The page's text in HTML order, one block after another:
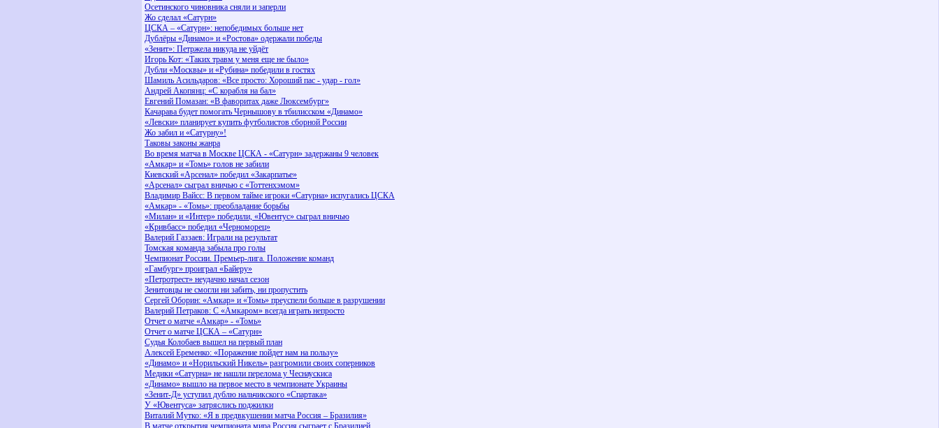
Осетинского чиновника сняли и заперли
Жо сделал «Сатурн»
ЦСКА – «Сатурн»: непобедимых больше нет
Дублёры «Динамо» и «Ростова» одержали победы
«Зенит»: Петржела никуда не уйдёт
Игорь Кот: «Таких травм у меня еще не было»
Дубли «Москвы» и «Рубина» победили в гостях
Шамиль Асильдаров: «Все просто: Хороший пас - удар - гол»
Андрей Акопянц: «С корабля на бал»
Евгений Помазан: «В фаворитах даже Люксембург»
Качарава будет помогать Чернышову в тбилисском «Динамо»
«Левски» планирует купить футболистов сборной России
Жо забил и «Сатурну»!
Таковы законы жанра
Во время матча в Москве ЦСКА - «Сатурн» задержаны 9 человек
«Амкар» и «Томь» голов не забили
Киевский «Арсенал» победил «Закарпатье»
«Арсенал» сыграл вничью с «Тоттенхэмом»
Владимир Вайсс: В первом тайме игроки «Сатурна» испугались ЦСКА
«Амкар» - «Томь»: преобладание борьбы
«Милан» и «Интер» победили, «Ювентус» сыграл вничью
«Кривбасс» победил «Черноморец»
Валерий Газзаев: Играли на результат
Томская команда забыла про голы
Чемпионат России. Премьер-лига. Положение команд
«Гамбург» проиграл «Байеру»
«Петротрест» неудачно начал сезон
Зенитовцы не смогли ни забить, ни пропустить
Сергей Оборин: «Амкар» и «Томь» преуспели больше в разрушении
Валерий Петраков: С «Амкаром» всегда играть непросто
Отчет о матче «Амкар» - «Томь»
Отчет о матче ЦСКА – «Сатурн»
Судья Колобаев вышел на первый план
Алексей Еременко: «Поражение пойдет нам на пользу»
«Динамо» и «Норильский Никель» разгромили своих соперников
Медики «Сатурна» не нашли перелома у Чеснаускиса
«Динамо» вышло на первое место в чемпионате Украины
«Зенит-Д» уступил дублю нальчикского «Спартака»
У «Ювентуса» затряслись поджилки
Виталий Мутко: «Я в предвкушении матча Россия – Бразилия»
В матче открытия чемпионата мира Россия сыграет с Бразилией